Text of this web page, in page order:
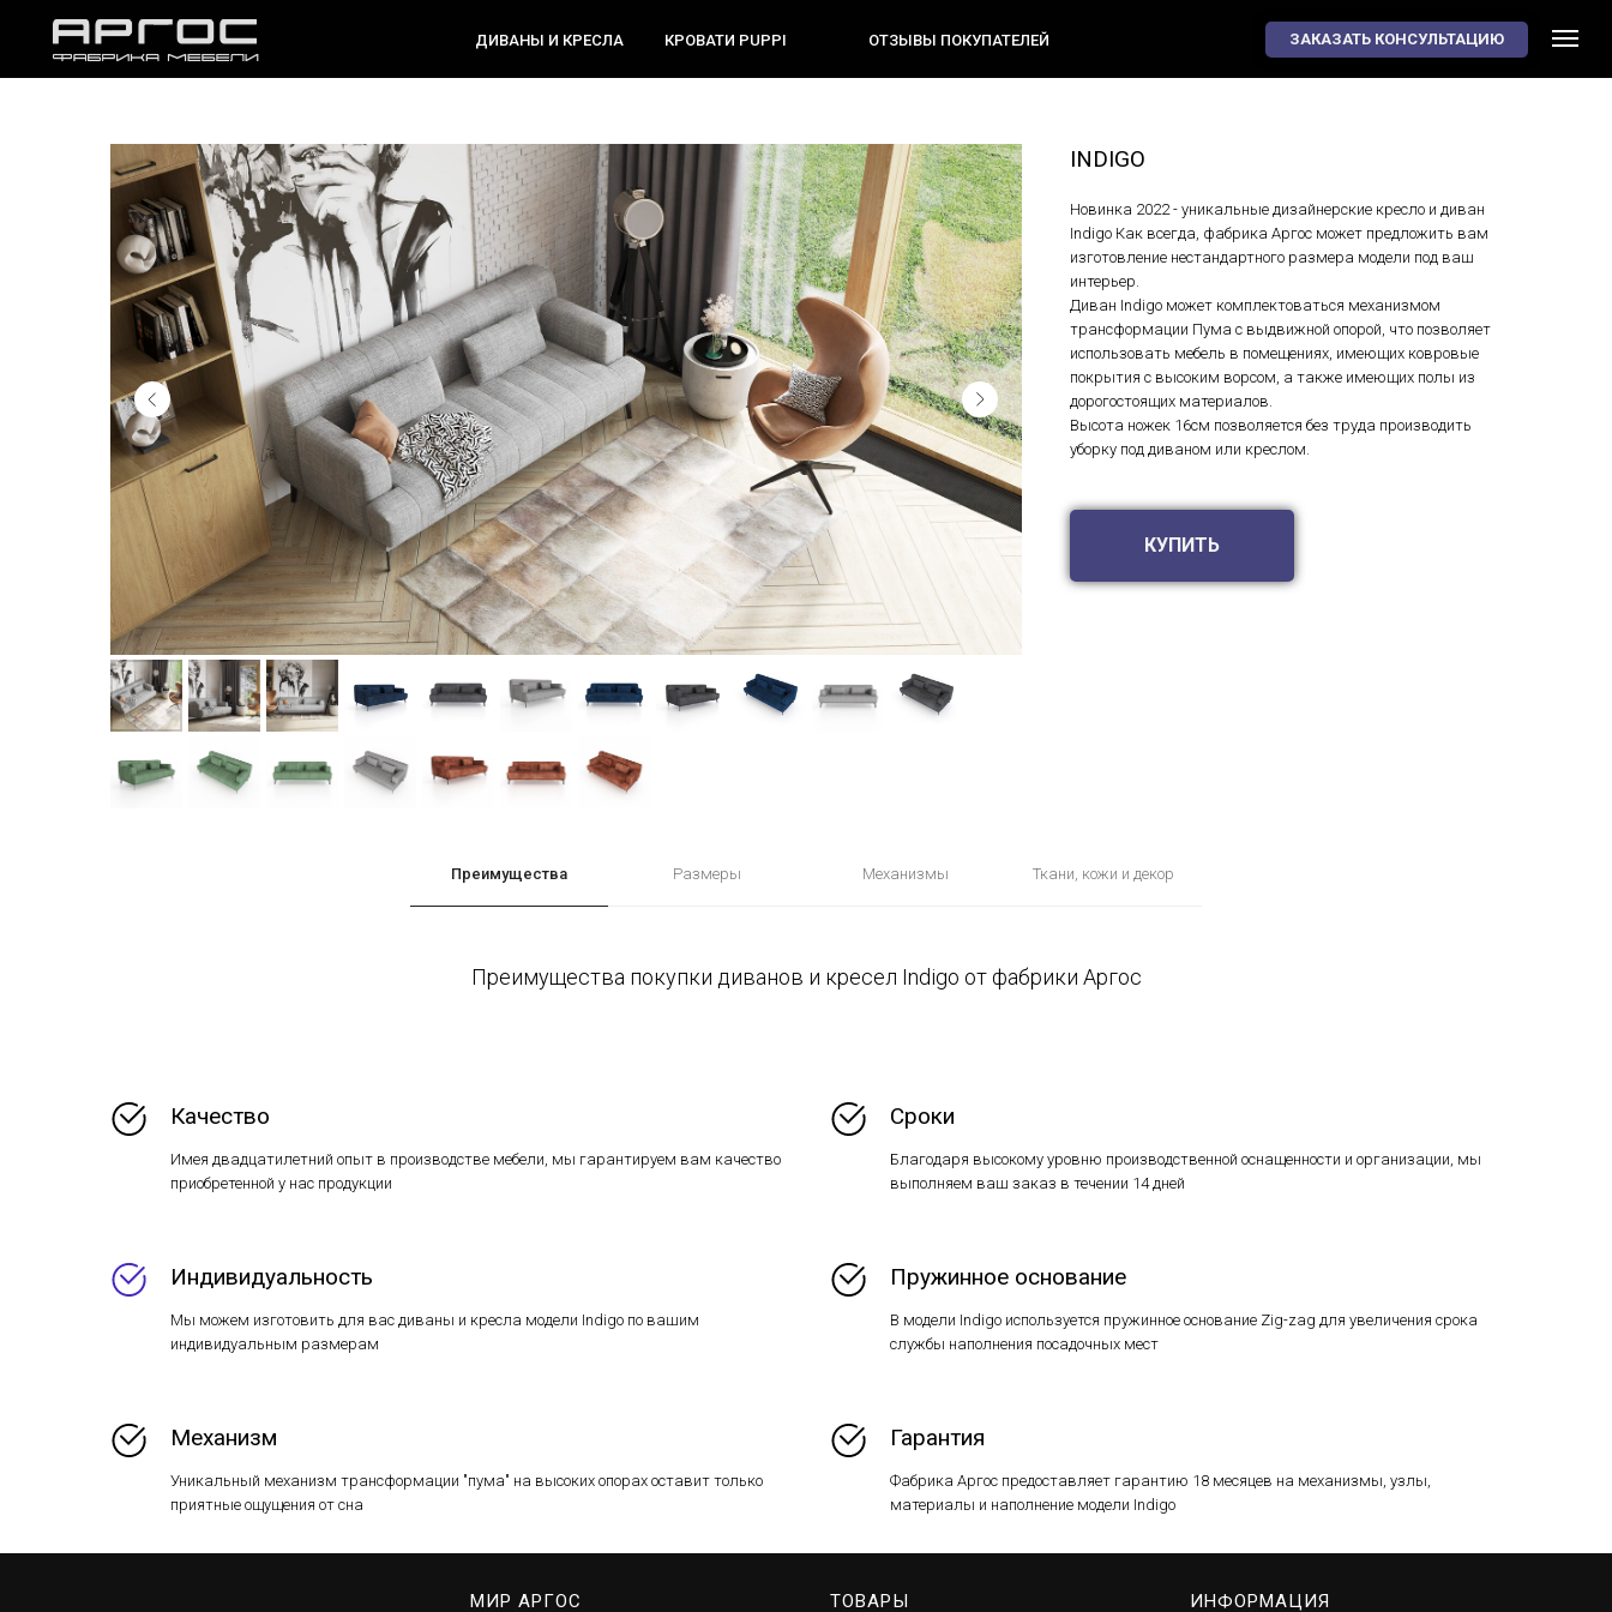
8-800-550-08-29
С 11 ДО 21
ДИВАНЫ И КРЕСЛА КРОВАТИ PUPPI ОТЗЫВЫ ПОКУПАТЕЛЕЙ ЗАКАЗАТЬ КОНСУЛЬТАЦИЮ
INDIGO
Новинка 2022 - уникальные дизайнерские кресло и диван
Indigo Как всегда, фабрика Аргос может предложить вам
изготовление нестандартного размера модели под ваш
интерьер.
Диван Indigo может комплектоваться механизмом
трансформации Пума с выдвижной опорой, что позволяет
использовать мебель в помещениях, имеющих ковровые
покрытия с высоким ворсом, а также имеющих полы из
дорогостоящих материалов.
Высота ножек 16см позволяется без труда производить
уборку под диваном или креслом.
КУПИТЬ
Преимущества Размеры Механизмы Ткани, кожи и декор
Преимущества покупки диванов и кресел Indigo от фабрики Аргос
Качество
Имея двадцатилетний опыт в производстве мебели, мы гарантируем вам качество
приобретенной у нас продукции
Сроки
Благодаря высокому уровню производственной оснащенности и организации, мы
выполняем ваш заказ в течении 14 дней
Индивидуальность
Мы можем изготовить для вас диваны и кресла модели Indigo по вашим
индивидуальным размерам
Пружинное основание
В модели Indigo используется пружинное основание Zig-zag для увеличения срока
службы наполнения посадочных мест
Механизм
Уникальный механизм трансформации "пума" на высоких опорах оставит только
приятные ощущения от сна
Гарантия
Фабрика Аргос предоставляет гарантию 18 месяцев на механизмы, узлы,
материалы и наполнение модели Indigo
МИР АРГОС ТОВАРЫ ИНФОРМАЦИЯ